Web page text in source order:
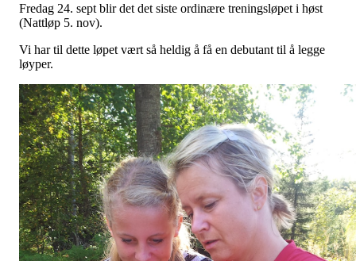
Fredag 24. sept blir det det siste ordinære treningsløpet i høst
(Nattløp 5. nov).
Vi har til dette løpet vært så heldig å få en debutant til å legge
løyper.